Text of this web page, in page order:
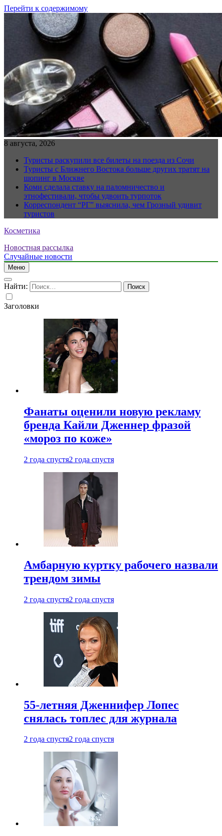
Перейти к содержимому
8 августа, 2026
Туристы раскупили все билеты на поезда из Сочи
Туристы с Ближнего Востока больше других тратят на
шопинг в Москве
Коми сделала ставку на паломничество и
этнофестивали, чтобы удвоить турпоток
Корреспондент “РГ” выяснила, чем Грозный удивит
туристов
Косметика
Новостная рассылка
Случайные новости
Меню
Найти:
Заголовки
Фанаты оценили новую рекламу
бренда Кайли Дженнер фразой
«мороз по коже»
2 года спустя2 года спустя
Амбарную куртку рабочего назвали
трендом зимы
2 года спустя2 года спустя
55-летняя Дженнифер Лопес
снялась топлес для журнала
2 года спустя2 года спустя